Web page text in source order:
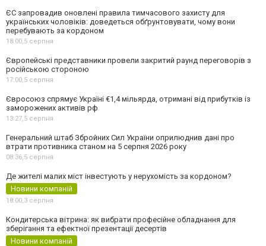
ЄС запровадив оновлені правила тимчасового захисту для
українських чоловіків: доведеться обґрунтовувати, чому вони
перебувають за кордоном
18:00,5 серпня
Європейські представники провели закритий раунд переговорів з
російською стороною
17:00,5 серпня
Євросоюз спрямує Україні €1,4 мільярда, отримані від прибутків із
заморожених активів рф
13:27,5 серпня
Генеральний штаб Збройних Сил України оприлюднив дані про
втрати противника станом на 5 серпня 2026 року
08:36,5 серпня
Де жителі малих міст інвестують у нерухомість за кордоном?
Новини компаній
18:00,3 серпня
Кондитерська вітрина: як вибрати професійне обладнання для
зберігання та ефектної презентації десертів
Новини компаній